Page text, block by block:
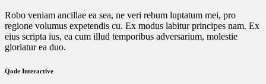
Robo veniam ancillae ea sea, ne veri rebum luptatum mei, pro
regione volumus expetendis cu. Ex modus labitur principes nam. Ex
eius scripta ius, ea cum illud temporibus adversarium, molestie
gloriatur ea duo.
Qode Interactive